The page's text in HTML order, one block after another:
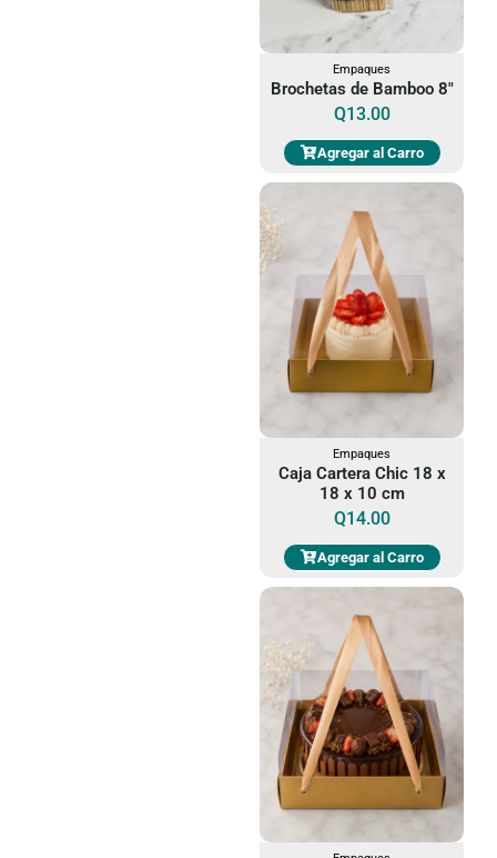
Empaques
Brochetas de Bamboo 8"
Q13.00
Agregar al Carro
Empaques
Caja Cartera Chic 18 x
18 x 10 cm
Q14.00
Agregar al Carro